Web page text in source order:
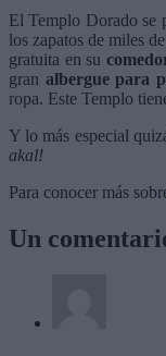
El Templo Dorado se
los zapatos de miles
gratuita en su
gran albergue para
ropa. Este Templo
Y lo más especial
akal!
Para conocer más
Un